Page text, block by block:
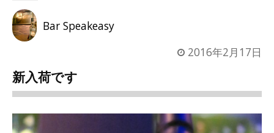
Bar Speakeasy
2016年2月17日
新入荷です